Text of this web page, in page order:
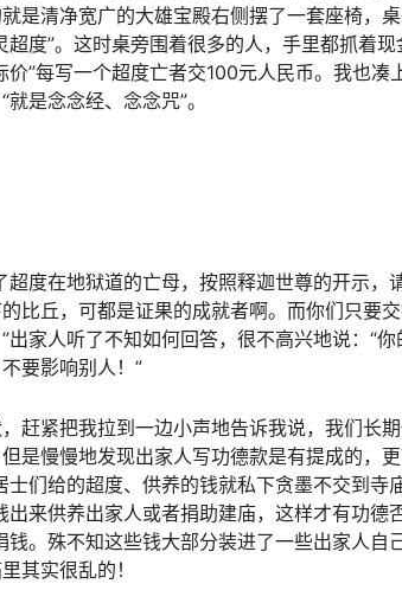
是清净宽广的大雄宝殿右侧摆了一套座椅，
度”。这时桌旁围着很多的人，手里都抓着
”每写一个超度亡者交100元人民币。我也凑
是念念经、念念咒”。
度在地狱道的亡母，按照释迦世尊的开示，
比丘，可都是证果的成就者啊。而你们只要
家人听了不知如何回答，很不高兴地说：“你
要影响别人！”
赶紧把我拉到一边小声地告诉我说，我们长
是慢慢地发现出家人写功德款是有提成的，更
们给的超度、供养的钱就私下贪墨不交到寺
来供养出家人或者捐助建庙，这样才有功德
。殊不知这些钱大部分装进了一些出家人自
其实很乱的！